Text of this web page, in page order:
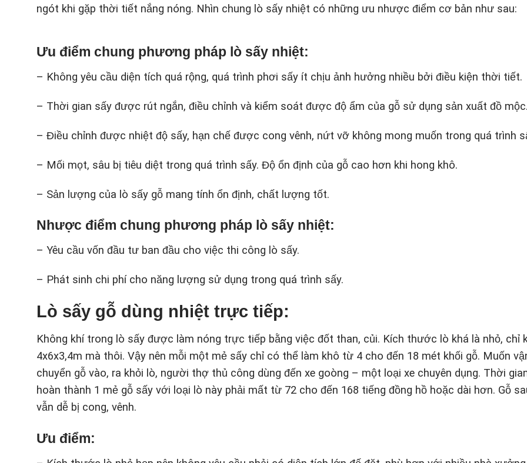
ngót khi gặp thời tiết nắng nóng. Nhìn chung lò sấy nhiệt có những ưu nhược điểm cơ bản như sau:
Ưu điểm chung phương pháp lò sấy nhiệt:
– Không yêu cầu diện tích quá rộng, quá trình phơi sấy ít chịu ảnh hưởng nhiều bởi điều kiện thời tiết.
– Thời gian sấy được rút ngắn, điều chỉnh và kiểm soát được độ ẩm của gỗ sử dụng sản xuất đồ mộc.
– Điều chỉnh được nhiệt độ sấy, hạn chế được cong vênh, nứt vỡ không mong muốn trong quá trình
– Mối mọt, sâu bị tiêu diệt trong quá trình sấy. Độ ổn định của gỗ cao hơn khi hong khô.
– Sản lượng của lò sấy gỗ mang tính ổn định, chất lượng tốt.
Nhược điểm chung phương pháp lò sấy nhiệt:
– Yêu cầu vốn đầu tư ban đầu cho việc thi công lò sấy.
– Phát sinh chi phí cho năng lượng sử dụng trong quá trình sấy.
Lò sấy gỗ dùng nhiệt trực tiếp:
Không khí trong lò sấy được làm nóng trực tiếp bằng việc đốt than, củi. Kích thước lò khá là nhỏ, chỉ
4x6x3,4m mà thôi. Vậy nên mỗi một mẻ sấy chỉ có thể làm khô từ 4 cho đến 18 mét khối gỗ. Muốn
chuyển gỗ vào, ra khỏi lò, người thợ thủ công dùng đến xe goòng – một loại xe chuyên dụng. Thời
hoàn thành 1 mẻ gỗ sấy với loại lò này phải mất từ 72 cho đến 168 tiếng đồng hồ hoặc dài hơn. Gỗ
vẫn dễ bị cong, vênh.
Ưu điểm: